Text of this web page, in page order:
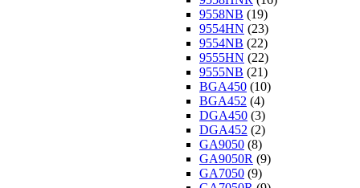
9558NB (19)
9554HN (23)
9554NB (22)
9555HN (22)
9555NB (21)
BGA450 (10)
BGA452 (4)
DGA450 (3)
DGA452 (2)
GA9050 (8)
GA9050R (9)
GA7050 (9)